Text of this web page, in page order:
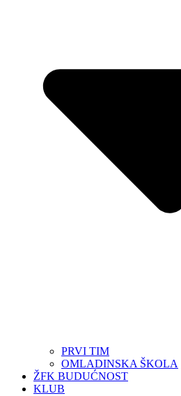
PRVI TIM
OMLADINSKA ŠKOLA
ŽFK BUDUĆNOST
KLUB